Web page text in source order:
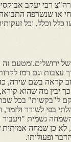
רבי יעקב
או שנשרפה
כלל וכלל, וכל
ירושלים.ומטעם
וגם רמז
קראה בשם
יבין מה שהוא
ל"בקשות" בכל
בפי לשורר
גשמית "ויעבור
כן שמחה אמיתית
ופעולותו.